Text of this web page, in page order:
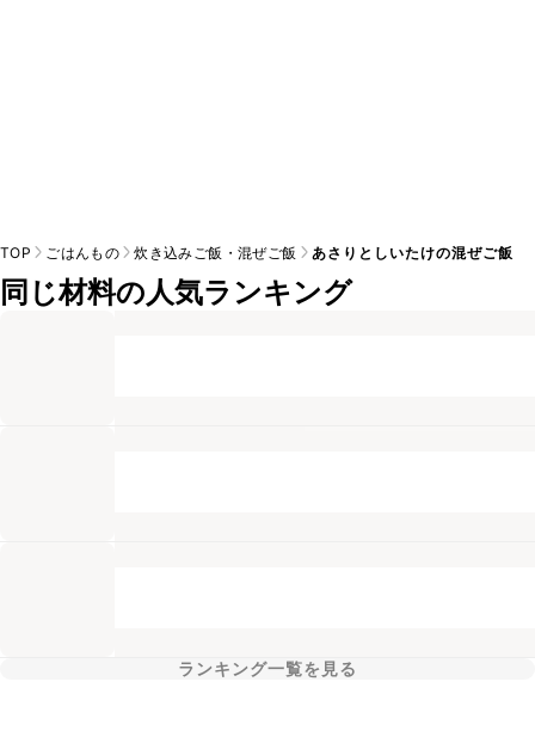
TOP ごはんもの 炊き込みご飯・混ぜご飯 あさりとしいたけの混ぜご飯
同じ材料の人気ランキング
ランキング一覧を見る